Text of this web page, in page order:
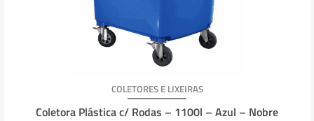
COLETORES E LIXEIRAS
Coletora Plástica c/ Rodas – 1100l – Azul – Nobre